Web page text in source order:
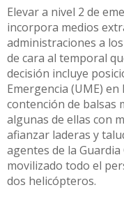
Elevar a nivel 2 de
incorpora medios
administraciones a
de cara al temporal
decisión incluye
Emergencia (UME)
contención de balsas
algunas de ellas con
afianzar laderas y
agentes de la Guardia
movilizado todo el
dos helicópteros.